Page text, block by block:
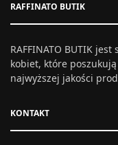
RAFFINATO BUTIK
RAFFINATO BUTIK
kobiet, które
najwyższej jakości
KONTAKT